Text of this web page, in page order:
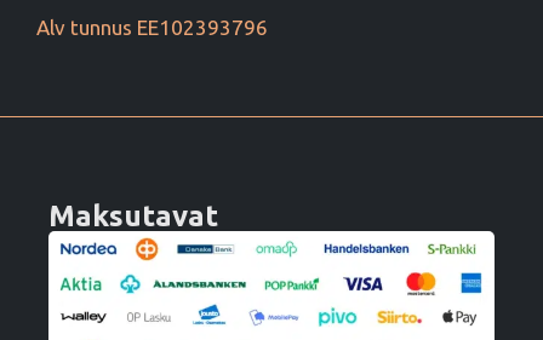
Alv tunnus EE102393796
Maksutavat